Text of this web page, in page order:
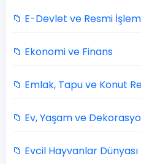
📁 E-Devlet ve Resmi
📁 Ekonomi ve Finans
📁 Emlak, Tapu ve Konut
📁 Ev, Yaşam ve
📁 Evcil Hayvanlar Dünyası